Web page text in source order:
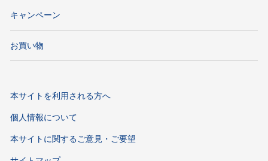
キャンペーン
お買い物
本サイトを利用される方へ
個人情報について
本サイトに関するご意見・ご要望